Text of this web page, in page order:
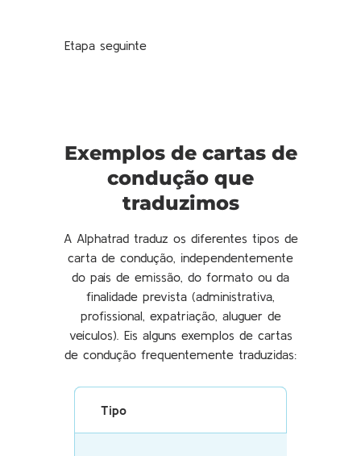
Etapa seguinte
Exemplos de cartas de
condução que
traduzimos
A Alphatrad traduz os diferentes tipos de
carta de condução, independentemente
do país de emissão, do formato ou da
finalidade prevista (administrativa,
profissional, expatriação, aluguer de
veículos). Eis alguns exemplos de cartas
de condução frequentemente traduzidas:
Tipo